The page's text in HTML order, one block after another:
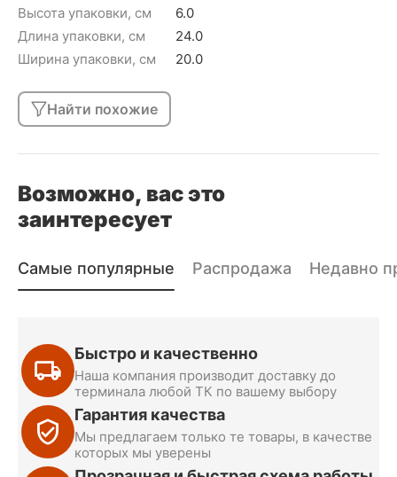
Высота упаковки, см
6.0
Длина упаковки, см
24.0
Ширина упаковки, см
20.0
Найти похожие
Возможно, вас это
заинтересует
Самые популярные Распродажа Недавно
Быстро и качественно
Наша компания производит доставку до
терминала любой ТК по вашему выбору
Гарантия качества
Мы предлагаем только те товары, в качестве
которых мы уверены